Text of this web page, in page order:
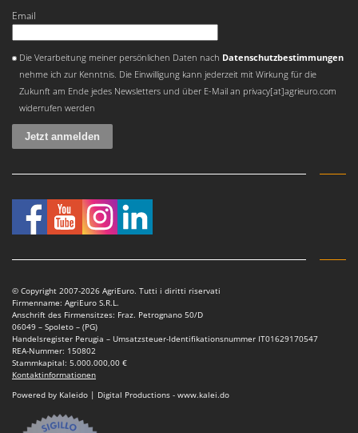
Email
Die Verarbeitung meiner persönlichen Daten nach Datenschutzbestimmungen
nehme ich zur Kenntnis. Die Einwilligung kann jederzeit mit Wirkung für die
Zukunft am Ende jedes Newsletters und über E-Mail an privacy[at]agrieuro.com
widerrufen werden
© Copyright 2007-2026 AgriEuro. Tutti i diritti riservati
Firmenname: AgriEuro S.R.L.
Anschrift des Firmensitzes: Fraz. Petrognano 50/D
06049 – Spoleto – (PG)
Handelsregister Perugia – Umsatzsteuer-Identifikationsnummer IT01629170547
REA-Nummer: 150802
Stammkapital: 5.000.000,00 €
Kontaktinformationen
Powered by Kaleido | Digital Productions - www.kalei.do